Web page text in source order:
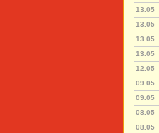
13.05
13.05
13.05
13.05
12.05
09.05
09.05
08.05
08.05